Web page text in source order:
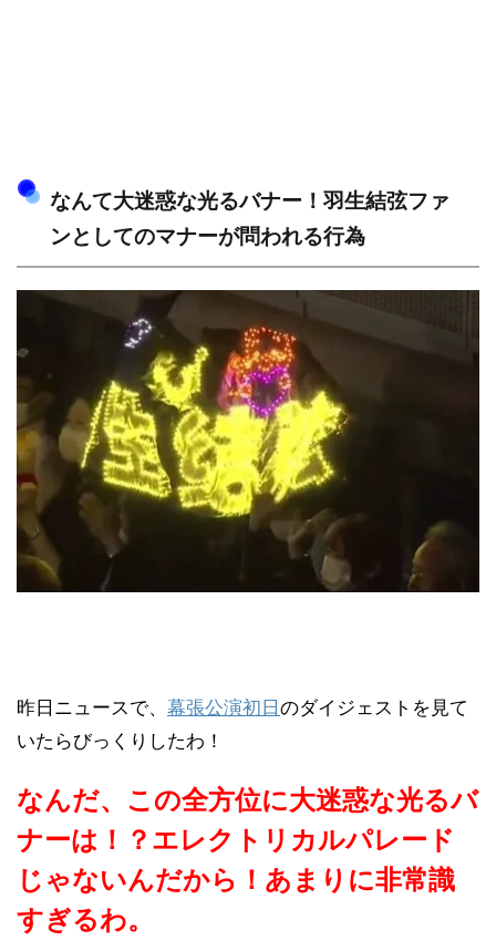
なんて大迷惑な光るバナー！羽生結弦ファ
ンとしてのマナーが問われる行為
昨日ニュースで、 幕張公演初日 のダイジェストを見て
いたらびっくりしたわ！
なんだ、この全方位に大迷惑な光るバ
ナーは！？エレクトリカルパレード
じゃないんだから！あまりに非常識
すぎるわ。